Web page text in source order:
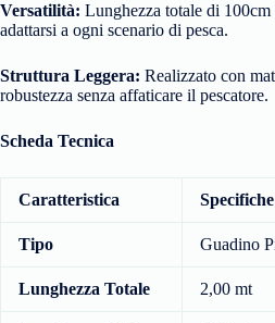
Versatilità: Lunghezza totale di
adattarsi a ogni scenario di pesca.
Struttura Leggera: Realizzato con
robustezza senza affaticare il pescatore.
Scheda Tecnica
Caratteristica
Tipo Guadino
Lunghezza Totale 2,00 mt